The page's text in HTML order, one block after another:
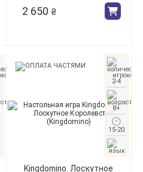
2 650 ₴
Kingdomino. Лоскутное
2-4
8+
15-20